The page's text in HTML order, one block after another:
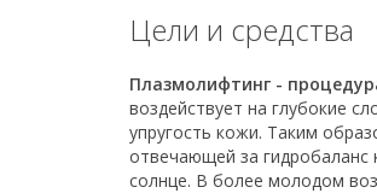
Цели и средства
Плазмолифтинг -
воздействует на глубокие
упругость кожи. Таким
отвечающей за гидробаланс
солнце. В более молодом